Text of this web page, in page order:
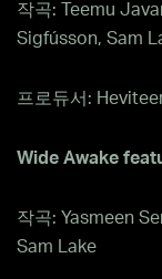
작곡: Teemu
Sigfússon, Sam
프로듀서:
Wide Awake
작곡: Yasmeen
Sam Lake